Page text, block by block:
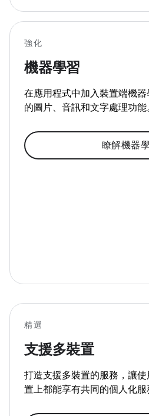
強化
機器學習
在應用程式中加入裝置端機
的圖片、音訊和文字處理功能
瞭解機器
精選
支援多裝置
打造支援多裝置的服務，讓
置上都能享有共同的個人化服